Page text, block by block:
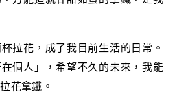
拉花，成了我目前生活的日常。
個人」，希望不久的未來，我能
花拿鐵。